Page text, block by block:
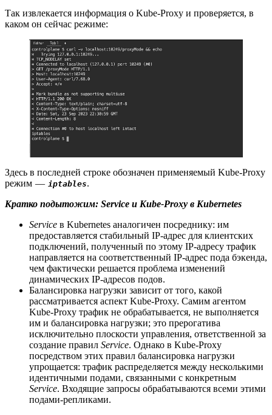
Так извлекается информация о Kube-Proxy и проверяется, в
каком он сейчас режиме:
Здесь в последней строке обозначен применяемый Kube-Proxy
режим — iptables.
Кратко подытожим: Service и Kube-Proxy в Kubernetes
Service в Kubernetes аналогичен посреднику: им
предоставляется стабильный IP-адрес для клиентских
подключений, полученный по этому IP-адресу трафик
направляется на соответственный IP-адрес пода бэкенда,
чем фактически решается проблема изменений
динамических IP-адресов подов.
Балансировка нагрузки зависит от того, какой
рассматривается аспект Kube-Proxy. Самим агентом
Kube-Proxy трафик не обрабатывается, не выполняется
им и балансировка нагрузки; это прерогатива
исключительно плоскости управления, ответственной за
создание правил Service. Однако в Kube-Proxy
посредством этих правил балансировка нагрузки
упрощается: трафик распределяется между несколькими
идентичными подами, связанными с конкретным
Service. Входящие запросы обрабатываются всеми этими
подами-репликами.